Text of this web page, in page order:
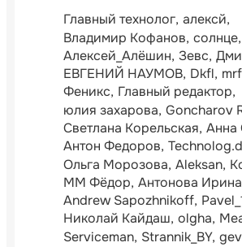
Главный технолог алексй
Владимир Кофанов солнце
Алексей_Алёшин Зевс
ЕВГЕНИЙ НАУМОВ Dkfl
Феникс Главный редактор
юлия захарова Goncharov
Светлана Корельская Анна
Антон Федоров Technolog.d
Ольга Морозова Aleksan
ММ Фёдор Антонова Ирина
Andrew Sapozhnikoff
Николай Кайдаш olgha
Serviceman Strannik_BY